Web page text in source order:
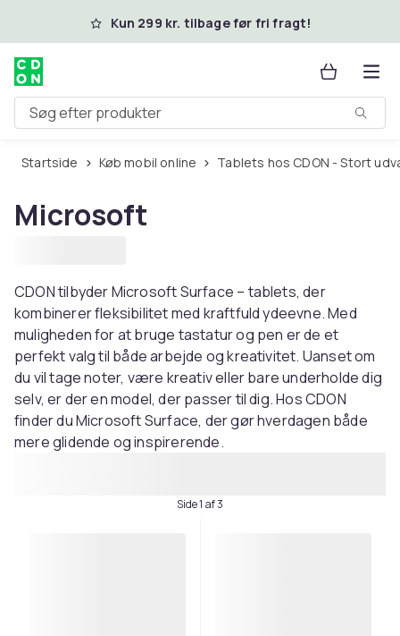
Spring til hovedindhold
Kun 299 kr. tilbage før fri fragt!
Søg efter produkter
Startside Køb mobil online Tablets hos CDON - Stort
Microsoft
CDON tilbyder Microsoft Surface – tablets, der
kombinerer fleksibilitet med kraftfuld ydeevne. Med
muligheden for at bruge tastatur og pen er de et
perfekt valg til både arbejde og kreativitet. Uanset om
du vil tage noter, være kreativ eller bare underholde dig
selv, er der en model, der passer til dig. Hos CDON
finder du Microsoft Surface, der gør hverdagen både
mere glidende og inspirerende.
Side 1 af 3